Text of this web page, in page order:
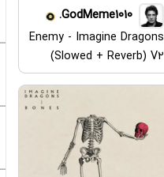
GodMeme1010.
Enemy - Imagine Dragons
(Slowed + Reverb) V2